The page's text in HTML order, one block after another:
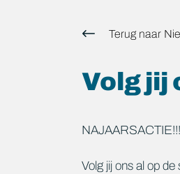
Terug naar
Volg jij
NAJAARSACTIE!!!
Volg jij ons al op de